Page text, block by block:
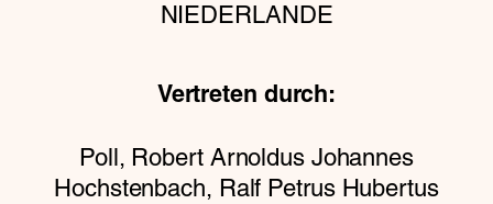
NIEDERLANDE
Vertreten durch:
Poll, Robert Arnoldus Johannes
Hochstenbach, Ralf Petrus Hubertus